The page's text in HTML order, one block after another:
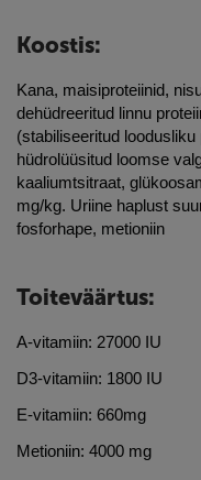
Koostis:
Kana, maisiproteiinid,
dehüdreeritud linnu
(stabiliseeritud
hüdrolüüsitud loomse
kaaliumtsitraat,
mg/kg. Uriine haplust
fosforhape, metioniin
Toiteväärtus:
A-vitamiin: 27000 IU
D3-vitamiin: 1800 IU
E-vitamiin: 660mg
Metioniin: 4000 mg